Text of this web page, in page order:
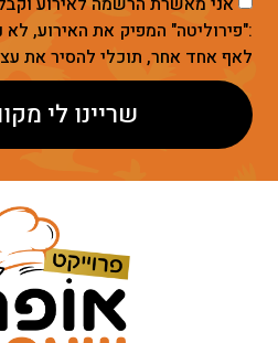
:"פירוליטה" המפיק את האירוע,
לאף אחד אחר, תוכלי להסיר את
שריינו לי